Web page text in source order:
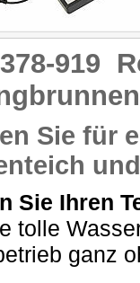
919
Sie für
Sie Ihren
tolle
ganz